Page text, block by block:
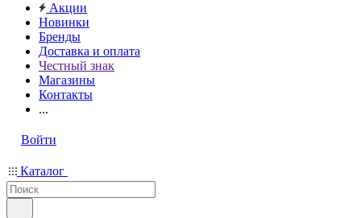
Акции
Новинки
Бренды
Доставка и оплата
Честный знак
Магазины
Контакты
...
Войти
Каталог